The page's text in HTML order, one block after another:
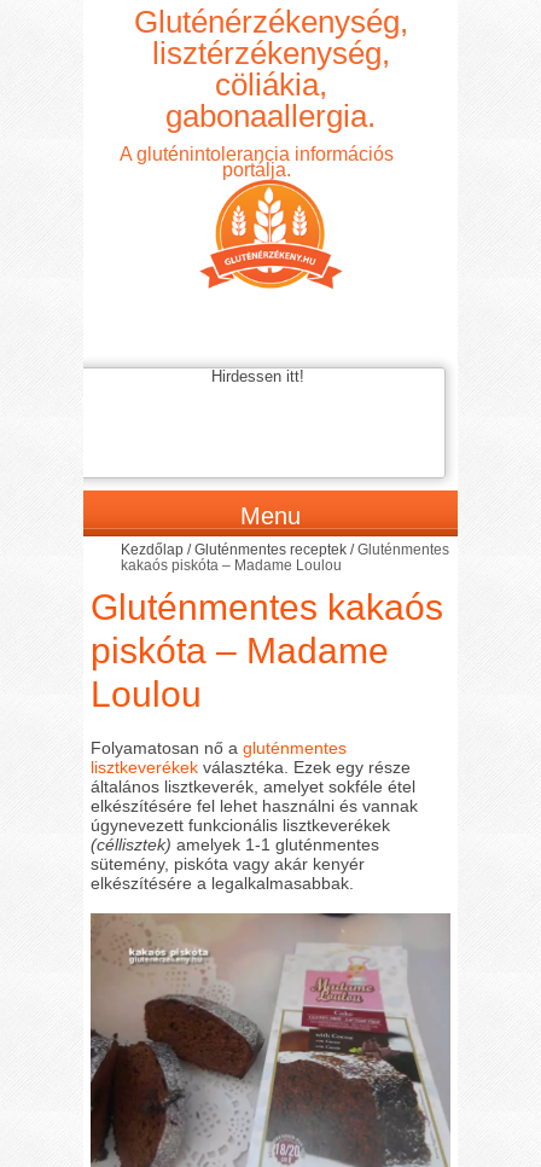
Gluténérzékenység,
lisztérzékenység,
cöliákia,
gabonaallergia.
A gluténintolerancia információs
portálja.
Hirdessen itt!
Menu
Kezdőlap /Gluténmentes receptek /Gluténmentes
kakaós piskóta – Madame Loulou
Gluténmentes kakaós
piskóta – Madame
Loulou
Folyamatosan nő agluténmentes
lisztkeverékek választéka. Ezek egy része
általános lisztkeverék, amelyet sokféle étel
elkészítésére fel lehet használni és vannak
úgynevezett funkcionális lisztkeverékek
(céllisztek) amelyek 1-1 gluténmentes
sütemény, piskóta vagy akár kenyér
elkészítésére a legalkalmasabbak.